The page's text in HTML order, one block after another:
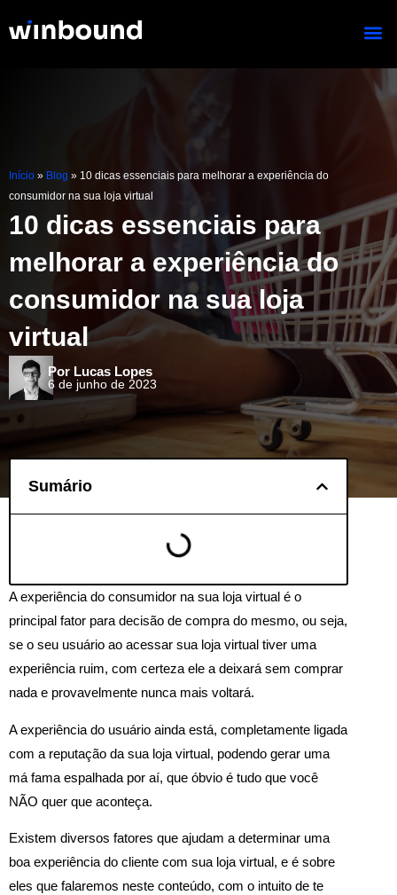
para
Início » Blog » 10 dicas essenciais para melhorar a experiência do
consumidor na sua loja virtual
10 dicas essenciais para
melhorar a experiência do
consumidor na sua loja
virtual
Por Lucas Lopes
6 de junho de 2023
Sumário
A experiência do consumidor na sua loja virtual é o
principal fator para decisão de compra do mesmo, ou seja,
se o seu usuário ao acessar sua loja virtual tiver uma
experiência ruim, com certeza ele a deixará sem comprar
nada e provavelmente nunca mais voltará.
A experiência do usuário ainda está, completamente ligada
com a reputação da sua loja virtual, podendo gerar uma
má fama espalhada por aí, que óbvio é tudo que você
NÃO quer que aconteça.
Existem diversos fatores que ajudam a determinar uma
boa experiência do cliente com sua loja virtual, e é sobre
eles que falaremos neste conteúdo, com o intuito de te